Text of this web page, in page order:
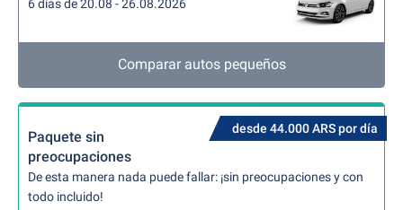
6 días de 20.08 - 26.08.2026
Comparar autos pequeños
desde 44.000 ARS por día
Paquete sin
preocupaciones
De esta manera nada puede fallar: ¡sin preocupaciones y con
todo incluido!